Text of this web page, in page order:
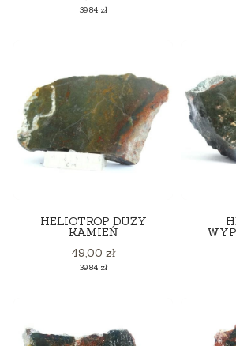
Cena
39,84 zł
HELIOTROP DUŻY
KAMIEŃ
Cena
49,00 zł
Cena
39,84 zł